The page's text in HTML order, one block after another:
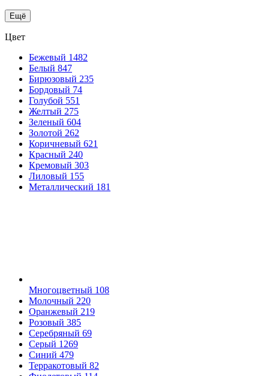
Ещё
Цвет
Бежевый 1482
Белый 847
Бирюзовый 235
Бордовый 74
Голубой 551
Желтый 275
Зеленый 604
Золотой 262
Коричневый 621
Красный 240
Кремовый 303
Лиловый 155
Металлический 181
Многоцветный 108
Молочный 220
Оранжевый 219
Розовый 385
Серебряный 69
Серый 1269
Синий 479
Терракотовый 82